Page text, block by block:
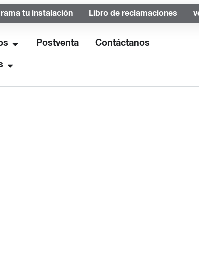
tu instalación Libro de reclamaciones
Postventa Contáctanos